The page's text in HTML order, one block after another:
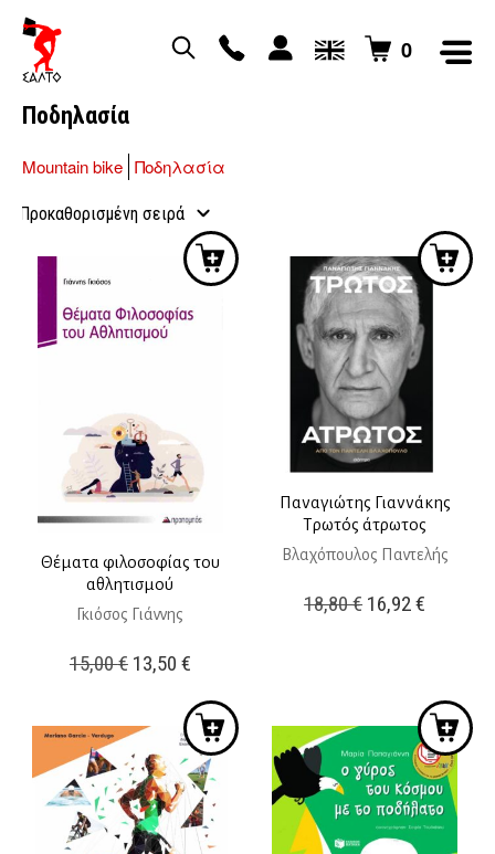
0
Ποδηλασία
Mountain bike Ποδηλασία
Θέματα φιλοσοφίας του
αθλητισμού
Γκιόσος Γιάννης
15,00€ Original
was:
15,00 €.
13,50 €Η
τιμή
είναι:
13,50 €.
Παναγιώτης Γιαννάκης
Τρωτός άτρωτος
Βλαχόπουλος Παντελής
18,80€ Original
16,92€
είναι:
16,92 €.